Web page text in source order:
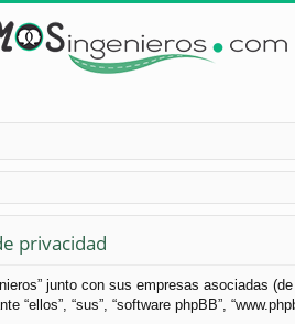
privacidad
junto con sus empresas asociadas (de
“sus”, “software phpBB”,